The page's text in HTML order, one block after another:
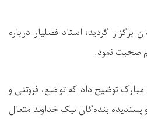
برگزار گردید؛ استاد فضلیار درباره
صحبت نمود.
توضیح داد که تواضع، فروتنی و
بنده‌گان نیک خداوند متعال